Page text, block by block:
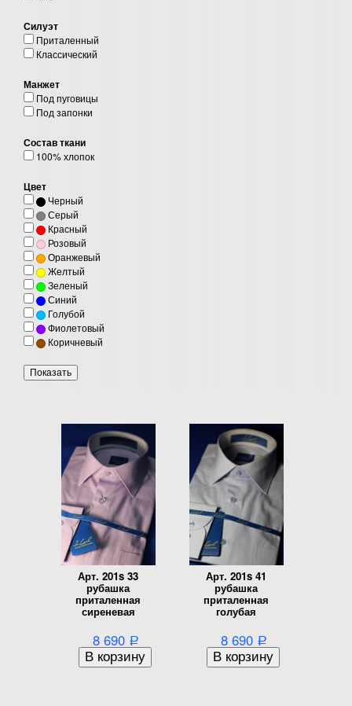
Силуэт
Приталенный
Классический
Манжет
Под пуговицы
Под запонки
Состав ткани
100% хлопок
Цвет
Черный
Серый
Красный
Розовый
Оранжевый
Желтый
Зеленый
Синий
Голубой
Фиолетовый
Коричневый
Арт. 201s 33
рубашка
приталенная
сиреневая
8 690 Р
Арт. 201s 41
рубашка
приталенная
голубая
8 690 Р